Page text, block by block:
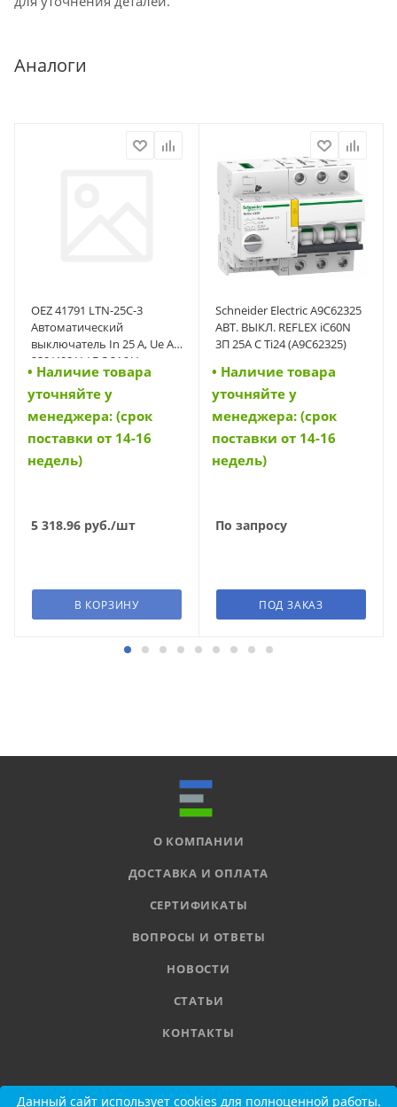
Аналоги
OEZ 41791 LTN-25C-3
Автоматический
выключатель In 25 A, Ue AC
230/400 V / DC 216 V,
характеристика C, 3-полюс,
Icn 10 kA (41791)
• Наличие товара
уточняйте у
менеджера: (срок
поставки от 14-16
недель)
5 318.96 руб./шт
В КОРЗИНУ
Schneider Electric A9C62325
АВТ. ВЫКЛ. REFLEX iC60N
3П 25A C Ti24 (A9C62325)
• Наличие товара
уточняйте у
менеджера: (срок
поставки от 14-16
недель)
По запросу
ПОД ЗАКАЗ
О КОМПАНИИ
ДОСТАВКА И ОПЛАТА
СЕРТИФИКАТЫ
ВОПРОСЫ И ОТВЕТЫ
НОВОСТИ
СТАТЬИ
КОНТАКТЫ
8 800 555-11-78
Данный сайт использует cookies для полноценной работы.
Данный сайт использует cookies для полноценной работы.